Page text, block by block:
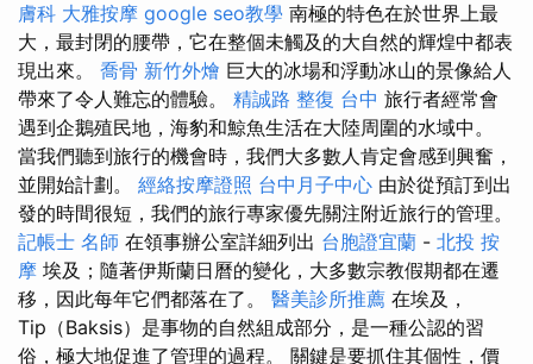
膚科 大雅按摩 google seo教學 南極的特色在於世界上最
大，最封閉的腰帶，它在整個未觸及的大自然的輝煌中都表
現出來。 喬骨 新竹外燴 巨大的冰場和浮動冰山的景像給人
帶來了令人難忘的體驗。 精誠路 整復 台中 旅行者經常會
遇到企鵝殖民地，海豹和鯨魚生活在大陸周圍的水域中。
當我們聽到旅行的機會時，我們大多數人肯定會感到興奮，
並開始計劃。 經絡按摩證照 台中月子中心 由於從預訂到出
發的時間很短，我們的旅行專家優先關注附近旅行的管理。
記帳士 名師 在領事辦公室詳細列出 台胞證宜蘭 - 北投 按
摩 埃及；隨著伊斯蘭日曆的變化，大多數宗教假期都在遷
移，因此每年它們都落在了。 醫美診所推薦 在埃及，
Tip（Baksis）是事物的自然組成部分，是一種公認​​的習
俗，極大地促進了管理的過程。 關鍵是要抓住其個性，價